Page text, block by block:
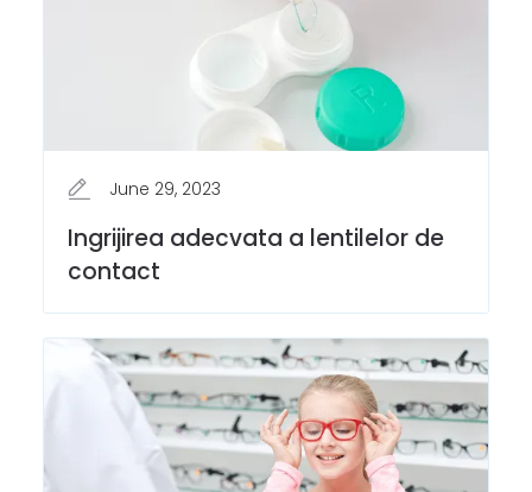
June 29, 2023
Ingrijirea adecvata a lentilelor de
contact